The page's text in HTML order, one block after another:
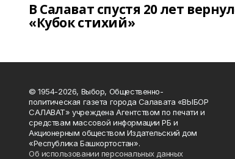
В Салават спустя 20 лет
«Кубок стихий»
© 1954-2026, Выбор, Общественно-
политическая газета города Салавата «ВЫБОР
САЛАВАТ» учреждена Агентством по печати и
средствам массовой информации РБ и
Акционерным обществом Издательский дом
«Республика Башкортостан».
Об использовании персональных данных